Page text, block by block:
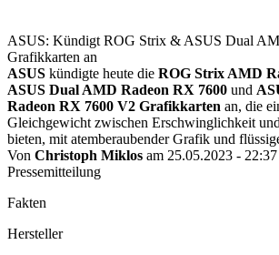
ASUS: Kündigt ROG Strix & ASUS Dual
Grafikkarten an
ASUS kündigte heute die ROG Strix AMD
ASUS Dual AMD Radeon RX 7600 und
Radeon RX 7600 V2 Grafikkarten an, die
Gleichgewicht zwischen Erschwinglichkeit
bieten, mit atemberaubender Grafik und
Von Christoph Miklos am 25.05.2023 -
Pressemitteilung
Fakten
Hersteller